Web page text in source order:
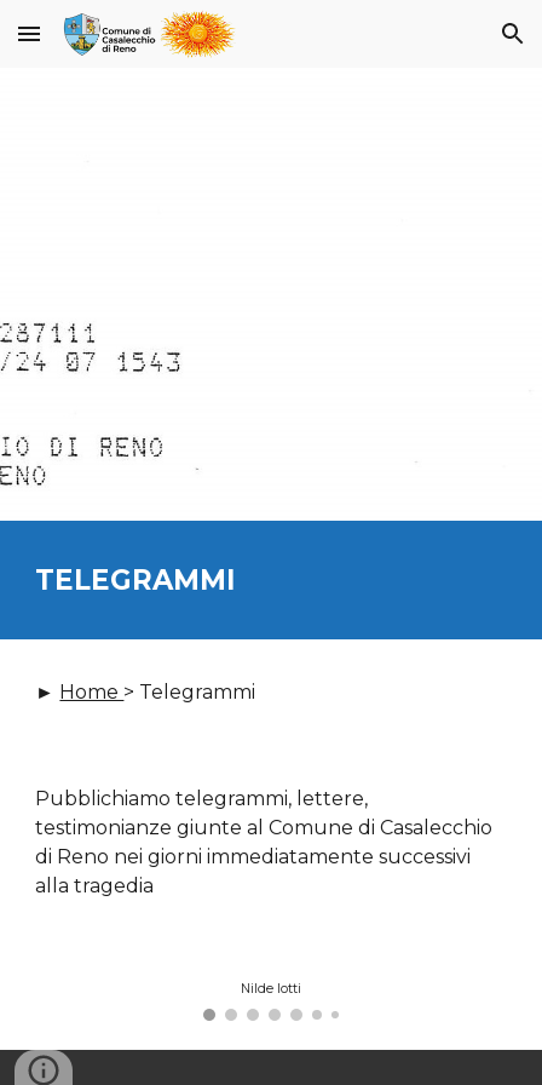
Skip to main content Skip to navigation
TELEGRAMMI
► Home > Telegrammi
Pubblichiamo telegrammi, lettere,
testimonianze giunte al Comune di Casalecchio
di Reno nei giorni immediatamente successivi
alla tragedia
Nilde Iotti